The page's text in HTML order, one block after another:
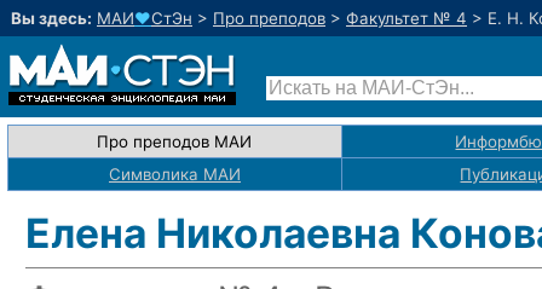
Вы здесь: МАИ♥СтЭн > Про преподов > Факультет № 4 > Е. Н.
Про преподов МАИ
Символика МАИ
Елена Николаевна